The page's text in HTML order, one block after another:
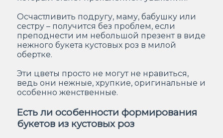
Осчастливить подругу, маму, бабушку или
сестру – получится без проблем, если
преподнести им небольшой презент в виде
нежного букета кустовых роз в милой
обертке.
Эти цветы просто не могут не нравиться,
ведь они нежные, хрупкие, оригинальные и
особенно женственные.
Есть ли особенности формирования
букетов из кустовых роз